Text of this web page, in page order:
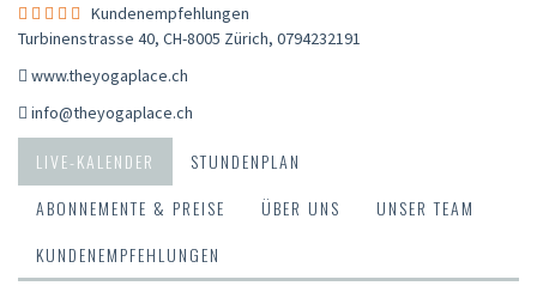
Kundenempfehlungen
Turbinenstrasse 40, CH-8005 Zürich, 0794232191
www.theyogaplace.ch
info@theyogaplace.ch
LIVE-KALENDER
STUNDENPLAN
ABONNEMENTE & PREISE
ÜBER UNS
UNSER TEAM
KUNDENEMPFEHLUNGEN